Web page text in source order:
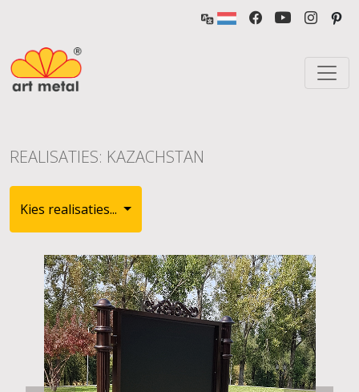
REALISATIES: KAZACHSTAN
Kies realisaties...